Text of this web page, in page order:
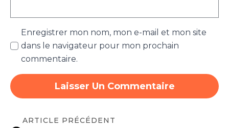
Enregistrer mon nom, mon e-mail et mon site
dans le navigateur pour mon prochain
commentaire.
ARTICLE PRÉCÉDENT